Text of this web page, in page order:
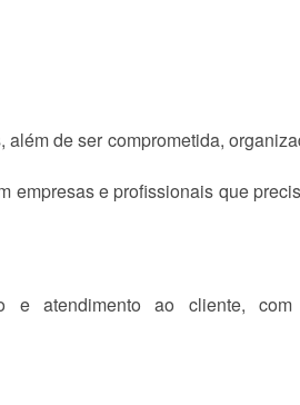
de ser comprometida,
empresas e profissionais que
e atendimento ao cliente,